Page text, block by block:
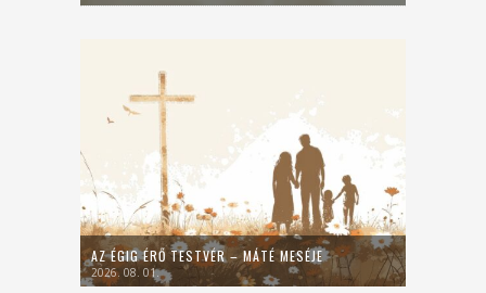
AZ ÉGIG ÉRŐ TESTVÉR – MÁTÉ MESÉJE
2026. 08. 01.